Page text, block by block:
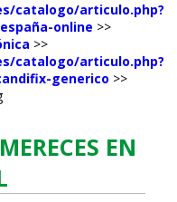
catalogo/articulo.php?
online >>
>>
catalogo/articulo.php?
generico >>
EN